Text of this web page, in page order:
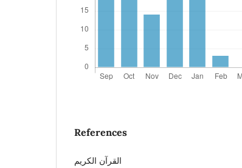
References
القرآن الكريم